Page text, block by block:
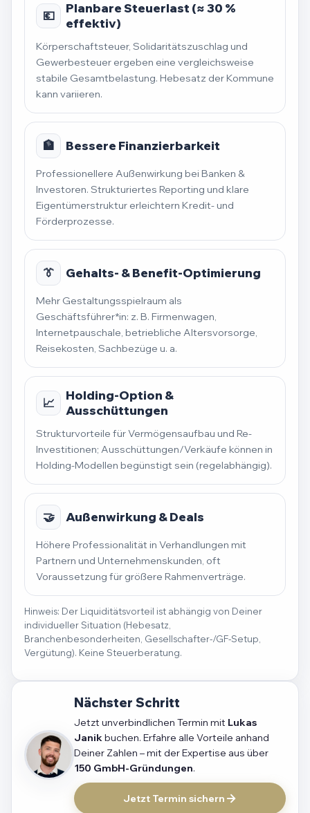
💶
Planbare Steuerlast (≈ 30 %
effektiv)
Körperschaftsteuer, Solidaritätszuschlag und
Gewerbesteuer ergeben eine vergleichsweise
stabile Gesamtbelastung. Hebesatz der Kommune
kann variieren.
🏦 Bessere Finanzierbarkeit
Professionellere Außenwirkung bei Banken &
Investoren. Strukturiertes Reporting und klare
Eigentümerstruktur erleichtern Kredit- und
Förderprozesse.
👔 Gehalts- & Benefit-Optimierung
Mehr Gestaltungsspielraum als
Geschäftsführer*in: z. B. Firmenwagen,
Internetpauschale, betriebliche Altersvorsorge,
Reisekosten, Sachbezüge u. a.
📈
Holding-Option &
Ausschüttungen
Strukturvorteile für Vermögensaufbau und Re-
Investitionen; Ausschüttungen/Verkäufe können in
Holding-Modellen begünstigt sein (regelabhängig).
🤝 Außenwirkung & Deals
Höhere Professionalität in Verhandlungen mit
Partnern und Unternehmenskunden, oft
Voraussetzung für größere Rahmenverträge.
Hinweis: Der Liquiditätsvorteil ist abhängig von Deiner
individueller Situation (Hebesatz,
Branchenbesonderheiten, Gesellschafter-/GF-Setup,
Vergütung). Keine Steuerberatung.
Nächster Schritt
Jetzt unverbindlichen Termin mit Lukas
Janikbuchen. Erfahre alle Vorteile anhand
Deiner Zahlen – mit der Expertise aus über
150 GmbH-Gründungen.
Jetzt Termin sichern